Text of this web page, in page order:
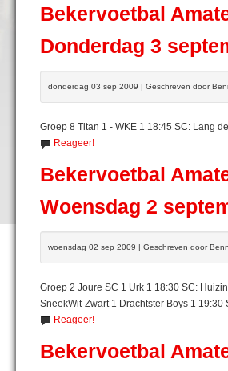
Bekervoetbal
Donderdag 3
donderdag 03 sep 2009 | Geschreven door
Groep 8 Titan 1 - WKE 1 18:45 SC: Lang
Reageer!
Bekervoetbal
Woensdag 2
woensdag 02 sep 2009 | Geschreven door
Groep 2 Joure SC 1 Urk 1 18:30 SC:
SneekWit-Zwart 1 Drachtster Boys 1 19:30
Reageer!
Bekervoetbal